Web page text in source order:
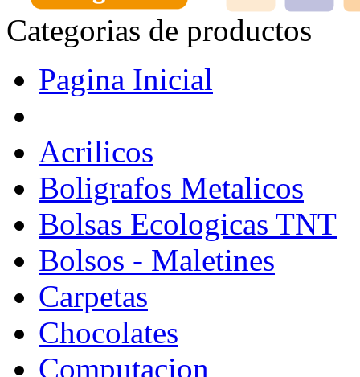
Categorias de productos
Pagina Inicial
Acrilicos
Boligrafos Metalicos
Bolsas Ecologicas TNT
Bolsos - Maletines
Carpetas
Chocolates
Computacion